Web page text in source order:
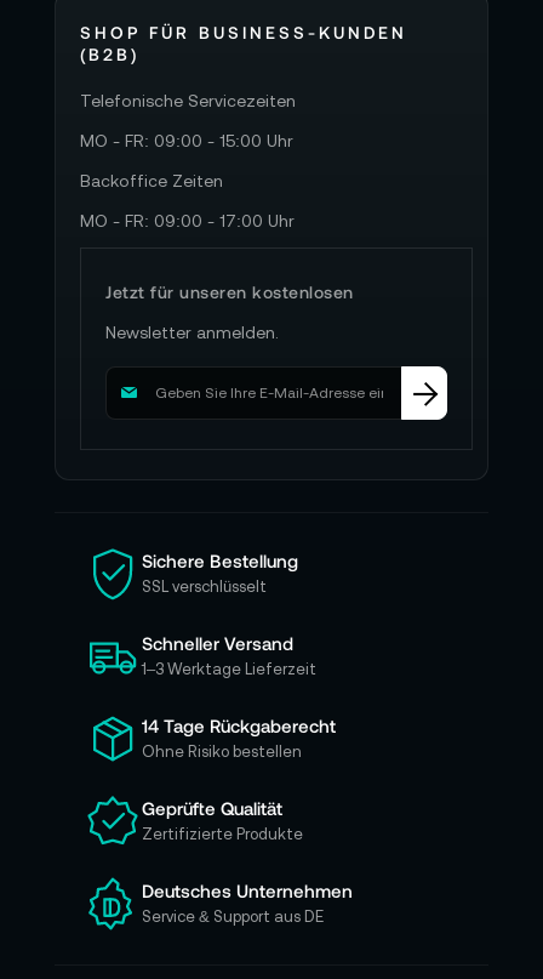
SHOP FÜR BUSINESS-KUNDEN
(B2B)
Telefonische Servicezeiten
MO - FR: 09:00 - 15:00 Uhr
Backoffice Zeiten
MO - FR: 09:00 - 17:00 Uhr
Jetzt für unseren kostenlosen
Newsletter anmelden.
M
d
i
e
s
c
h
ü
r
u
e
e
n
N
Sichere Bestellung
SSL verschlüsselt
Schneller Versand
1–3 Werktage Lieferzeit
14 Tage Rückgaberecht
Ohne Risiko bestellen
Geprüfte Qualität
Zertifizierte Produkte
Deutsches Unternehmen
Service & Support aus DE